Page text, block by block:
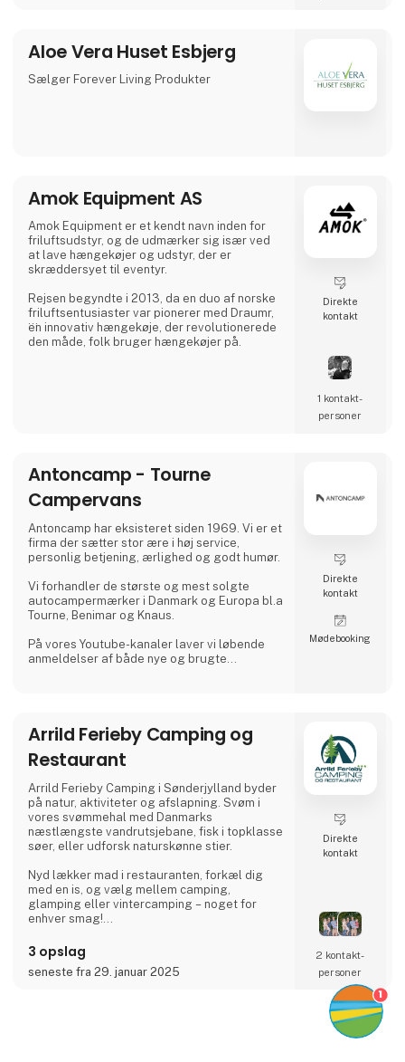
Aloe Vera Huset Esbjerg
Sælger Forever Living Produkter
Amok Equipment AS
Amok Equipment er et kendt navn inden for
friluftsudstyr, og de udmærker sig især ved
at lave hængekøjer og udstyr, der er
skræddersyet til eventyr.
Rejsen begyndte i 2013, da en duo af norske
friluftsentusiaster var pionerer med Draumr,
en innovativ hængekøje, der revolutionerede
den måde, folk bruger hængekøjer på.
prestigefyldte priser for deres holdbare og
pålidelige produkter, der forbedrer
udendørsoplevelsen
Direkte
kontakt
1 kontakt­
personer
Antoncamp - Tourne
Campervans
Antoncamp har eksisteret siden 1969. Vi er et
firma der sætter stor ære i høj service,
personlig betjening, ærlighed og godt humør.
Vi forhandler de største og mest solgte
autocampermærker i Danmark og Europa bl.a
Tourne, Benimar og Knaus.
På vores Youtube-kanaler laver vi løbende
anmeldelser af både nye og brugte
Direkte
kontakt
Møde­booking
Arrild Ferieby Camping og
Restaurant
Arrild Ferieby Camping i Sønderjylland byder
på natur, aktiviteter og afslapning. Svøm i
vores svømmehal med Danmarks
næstlængste vandrutsjebane, fisk i topklasse
søer, eller udforsk naturskønne stier.
Nyd lækker mad i restauranten, forkæl dig
med en is, og vælg mellem camping,
glamping eller vintercamping – noget for
enhver smag!
Book din ferie og oplev ægte ferieidyl hos
Arrild Ferieby Camping!
3 opslag
seneste fra 29. januar 2025
Direkte
kontakt
2 kontakt­
personer
1